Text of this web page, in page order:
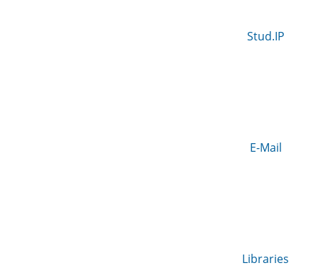
Stud.IP
E-Mail
Libraries